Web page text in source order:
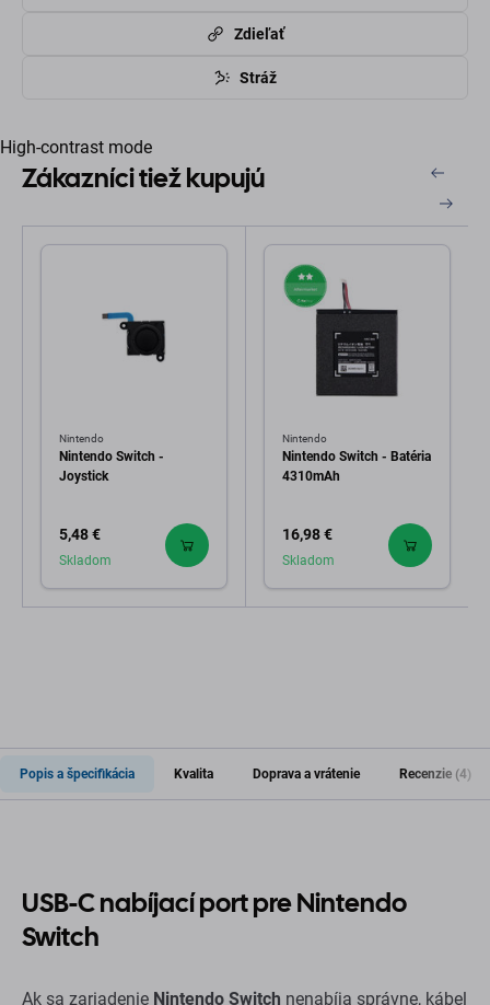
Zdieľať
Stráž
High-contrast mode
Zákazníci tiež kupujú
Nintendo
Nintendo Switch -
Joystick
5,48 €
Skladom
Nintendo
Nintendo Switch - Batéria
4310mAh
16,98 €
Skladom
Popis a špecifikácia Kvalita Doprava a vrátenie Recenzie (4)
USB-C nabíjací port pre Nintendo
Switch
Ak sa zariadenie Nintendo Switch nenabíja správne, kábel